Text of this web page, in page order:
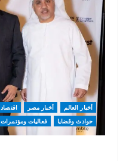
أخبار العالم أخبار مصر اقتصاد
حوادث وقضايا
فعاليات ومؤتمرات